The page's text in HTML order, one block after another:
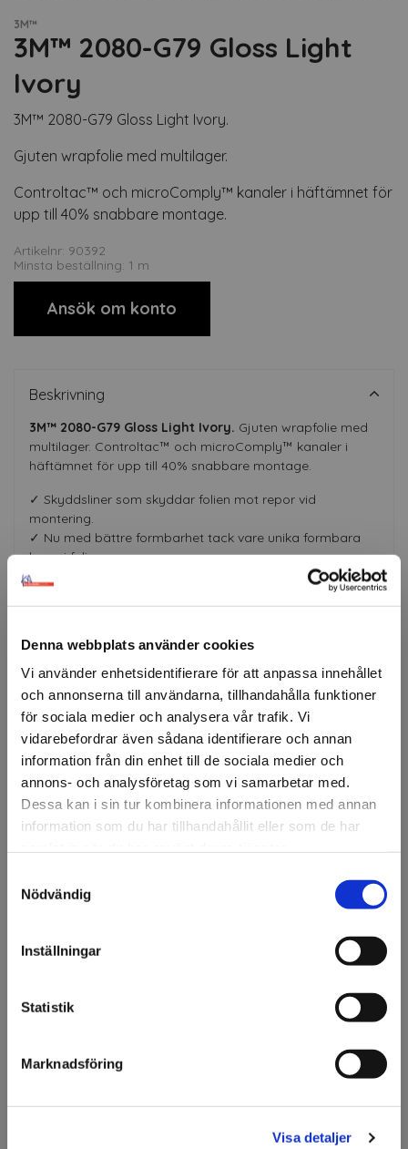
Denna webbplats använder cookies
Vi använder enhetsidentifierare för att anpassa innehållet
och annonserna till användarna, tillhandahålla funktioner
för sociala medier och analysera vår trafik. Vi
vidarebefordrar även sådana identifierare och annan
information från din enhet till de sociala medier och
annons- och analysföretag som vi samarbetar med.
Dessa kan i sin tur kombinera informationen med annan
information som du har tillhandahållit eller som de har
Nödvändig
Inställningar
Statistik
Marknadsföring
Visa detaljer
3M™
3M™ 2080-G79 Gloss Light
Ivory
3M™ 2080-G79 Gloss Light Ivory.
Gjuten wrapfolie med multilager.
Controltac™ och microComply™ kanaler i häftämnet för
upp till 40% snabbare montage.
Artikelnr: 90392
Minsta beställning: 1 m
Ansök om konto
Beskrivning
3M™ 2080-G79 Gloss Light Ivory. Gjuten wrapfolie med
multilager. Controltac™ och microComply™ kanaler i
häftämnet för upp till 40% snabbare montage.
✓ Skyddsliner som skyddar folien mot repor vid
montering.
✓ Nu med bättre formbarhet tack vare unika formbara
lager i folien.
✓ Upp till 8 års MCS-garanti.
Färgerna är ungefärliga.
Specifikation
Fråga om produkt
Om tillverkaren
Filer
Art nr: 37490